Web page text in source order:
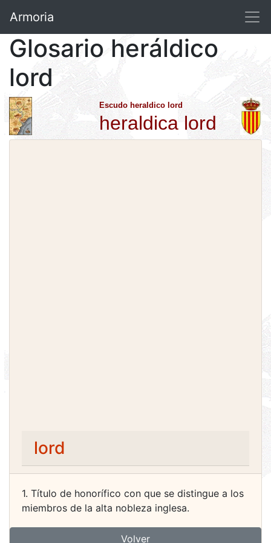
Armoria
Glosario heráldico
lord
Escudo heraldico lord
heraldica lord
lord
1. Título de honorífico con que se distingue a los
miembros de la alta nobleza inglesa.
Volver